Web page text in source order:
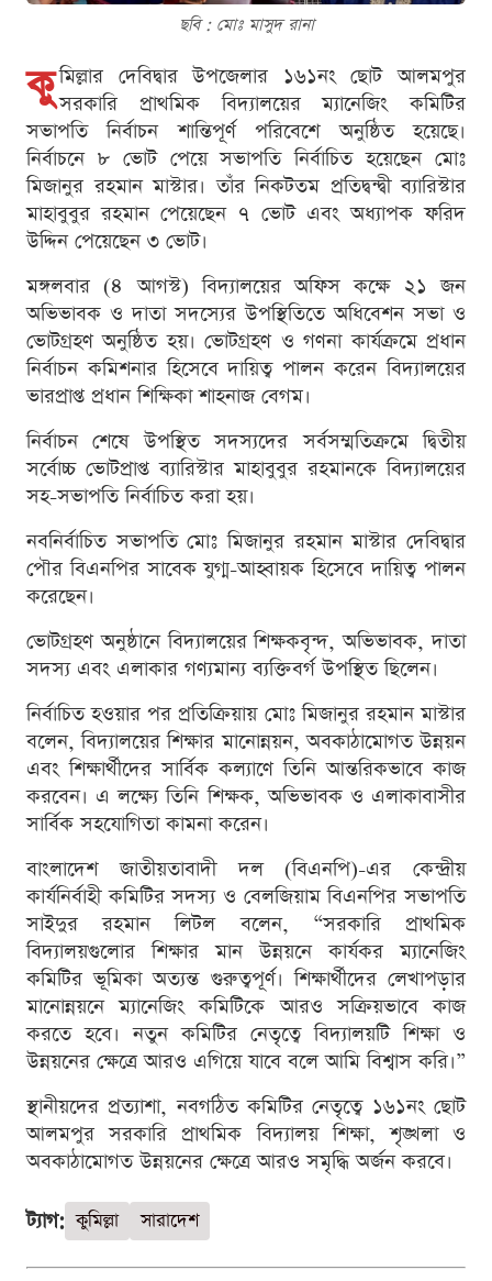
ছবি : মোঃ মাসুদ রানা
কু মিল্লার দেবিদ্বার উপজেলার ১৬১নং ছোট আলমপুর
সরকারি প্রাথমিক বিদ্যালয়ের ম্যানেজিং কমিটির
সভাপতি নির্বাচন শান্তিপূর্ণ পরিবেশে অনুষ্ঠিত হয়েছে।
নির্বাচনে ৮ ভোট পেয়ে সভাপতি নির্বাচিত হয়েছেন মোঃ
মিজানুর রহমান মাস্টার। তাঁর নিকটতম প্রতিদ্বন্দ্বী ব্যারিস্টার
মাহাবুবুর রহমান পেয়েছেন ৭ ভোট এবং অধ্যাপক ফরিদ
উদ্দিন পেয়েছেন ৩ ভোট।
মঙ্গলবার (৪ আগস্ট) বিদ্যালয়ের অফিস কক্ষে ২১ জন
অভিভাবক ও দাতা সদস্যের উপস্থিতিতে অধিবেশন সভা ও
ভোটগ্রহণ অনুষ্ঠিত হয়। ভোটগ্রহণ ও গণনা কার্যক্রমে প্রধান
নির্বাচন কমিশনার হিসেবে দায়িত্ব পালন করেন বিদ্যালয়ের
ভারপ্রাপ্ত প্রধান শিক্ষিকা শাহনাজ বেগম।
নির্বাচন শেষে উপস্থিত সদস্যদের সর্বসম্মতিক্রমে দ্বিতীয়
সর্বোচ্চ ভোটপ্রাপ্ত ব্যারিস্টার মাহাবুবুর রহমানকে বিদ্যালয়ের
সহ-সভাপতি নির্বাচিত করা হয়।
নবনির্বাচিত সভাপতি মোঃ মিজানুর রহমান মাস্টার দেবিদ্বার
পৌর বিএনপির সাবেক যুগ্ম-আহ্বায়ক হিসেবে দায়িত্ব পালন
করেছেন।
ভোটগ্রহণ অনুষ্ঠানে বিদ্যালয়ের শিক্ষকবৃন্দ, অভিভাবক, দাতা
সদস্য এবং এলাকার গণ্যমান্য ব্যক্তিবর্গ উপস্থিত ছিলেন।
নির্বাচিত হওয়ার পর প্রতিক্রিয়ায় মোঃ মিজানুর রহমান মাস্টার
বলেন, বিদ্যালয়ের শিক্ষার মানোন্নয়ন, অবকাঠামোগত উন্নয়ন
এবং শিক্ষার্থীদের সার্বিক কল্যাণে তিনি আন্তরিকভাবে কাজ
করবেন। এ লক্ষ্যে তিনি শিক্ষক, অভিভাবক ও এলাকাবাসীর
সার্বিক সহযোগিতা কামনা করেন।
বাংলাদেশ জাতীয়তাবাদী দল (বিএনপি)-এর কেন্দ্রীয়
কার্যনির্বাহী কমিটির সদস্য ও বেলজিয়াম বিএনপির সভাপতি
সাইদুর রহমান লিটল বলেন, “সরকারি প্রাথমিক
বিদ্যালয়গুলোর শিক্ষার মান উন্নয়নে কার্যকর ম্যানেজিং
কমিটির ভূমিকা অত্যন্ত গুরুত্বপূর্ণ। শিক্ষার্থীদের লেখাপড়ার
মানোন্নয়নে ম্যানেজিং কমিটিকে আরও সক্রিয়ভাবে কাজ
করতে হবে। নতুন কমিটির নেতৃত্বে বিদ্যালয়টি শিক্ষা ও
উন্নয়নের ক্ষেত্রে আরও এগিয়ে যাবে বলে আমি বিশ্বাস করি।”
স্থানীয়দের প্রত্যাশা, নবগঠিত কমিটির নেতৃত্বে ১৬১নং ছোট
আলমপুর সরকারি প্রাথমিক বিদ্যালয় শিক্ষা, শৃঙ্খলা ও
অবকাঠামোগত উন্নয়নের ক্ষেত্রে আরও সমৃদ্ধি অর্জন করবে।
ট্যাগ: কুমিল্লা সারাদেশ